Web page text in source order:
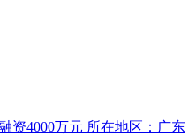
资4000万元 所在地区：广东